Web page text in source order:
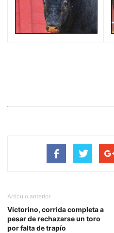
Artículo anterior
Victorino, corrida completa a
pesar de rechazarse un toro
por falta de trapío